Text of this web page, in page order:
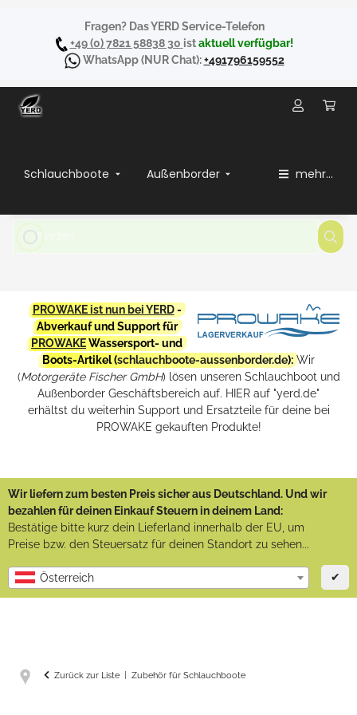
Fragen? Das YERD Service-Telefon
+49 (0) 7821 58838 30 istaktuell verfügbar!
WhatsApp(NUR Chat):+491796159552
Schlauchboote Außenborder mehr...
PROWAKE ist nun bei YERD-
Abverkauf und Support für
PROWAKEWassersport- und
Boots-Artikel (schlauchboote-aussenborder.de): Wir
(Motorgeräte Fischer GmbH) lösen unseren Schlauchboot und
Außenborder Geschäftsbereich auf. HIER auf "yerd.de"
erhältst du weiterhin Support und Ersatzteile für deine bei
PROWAKE gekauften Produkte!
Wir liefern zum besten Preis sicher aus Deutschland. Und wir
bezahlen für deinen Einkauf Steuern in deinem Land:
Bestätige bitte kurz dein Lieferland innerhalb der EU, um
Preise bzw. den Steuersatz für deinen Standort zu sehen...
Österreich ✔
Zurück zur Liste Zubehör für Schlauchboote